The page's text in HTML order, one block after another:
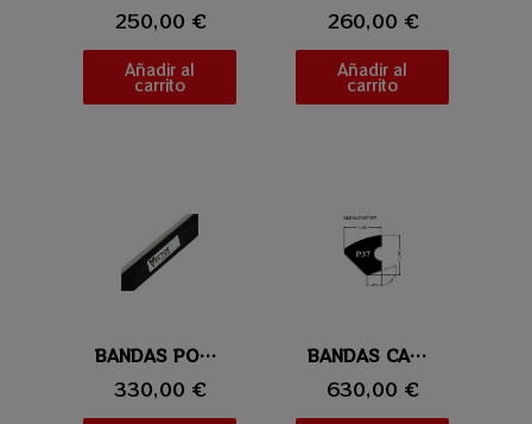
250,00 €
Añadir al
carrito
260,00 €
Añadir al
carrito
Vista rápidaBANDAS POOL KLEMATCH VECTOR P59
330,00 €
Vista rápida
BANDAS CARAMBOLA KLEBER KLEMATCH P37
630,00 €